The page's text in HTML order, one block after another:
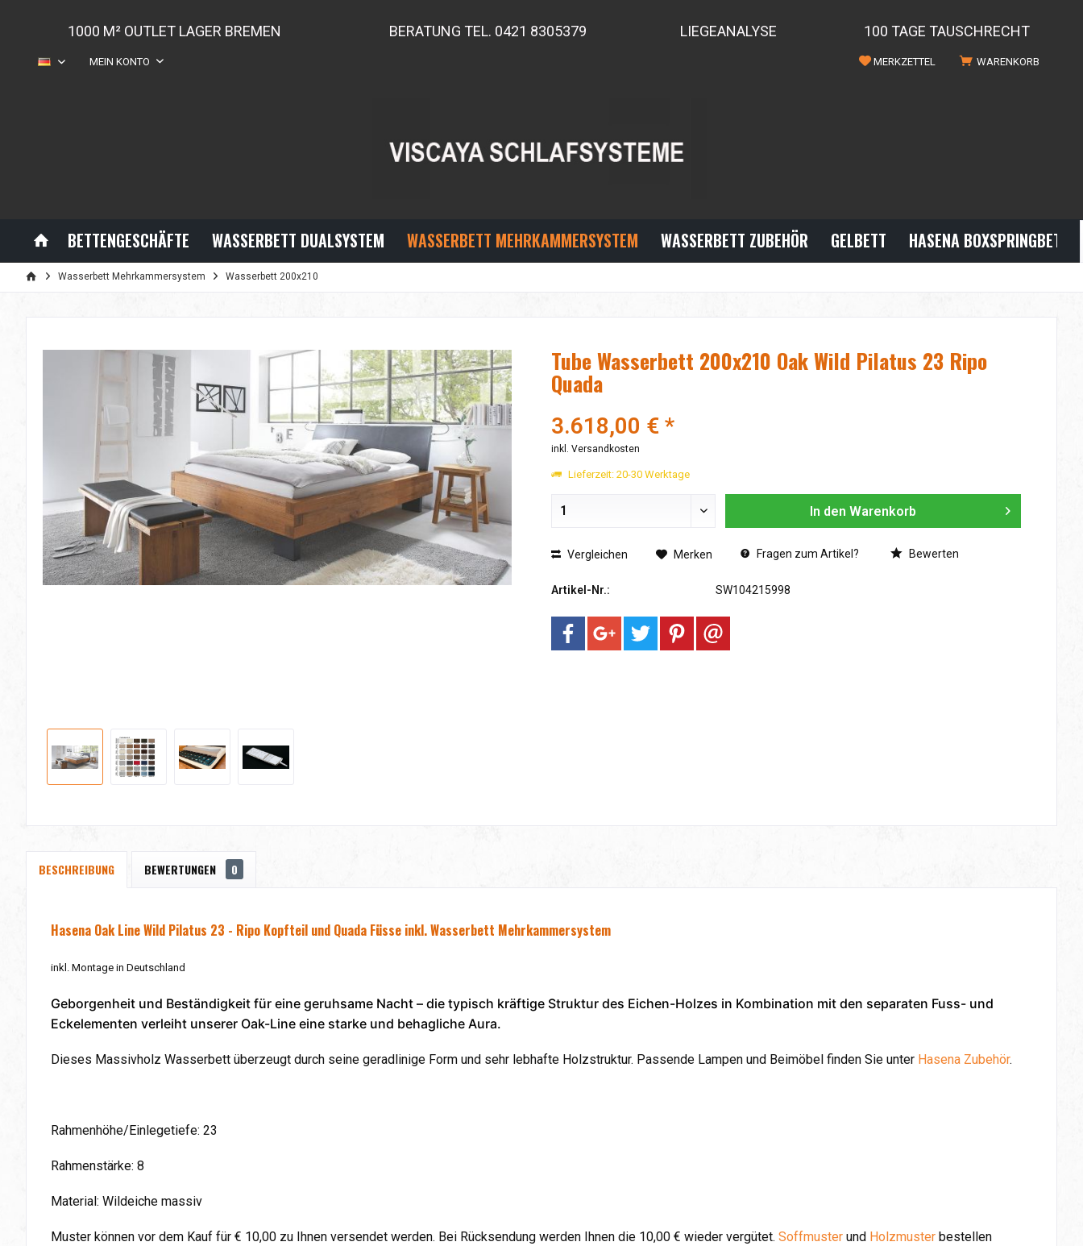
1000 M² OUTLET LAGER BREMEN BERATUNG TEL. 0421 8305379 LIEGEANALYSE 100 TAGE TAUSCHRECHT
WARENKORB
MERKZETTEL
MEIN KONTO
BETTENGESCHÄFTE WASSERBETT DUALSYSTEM WASSERBETT MEHRKAMMERSYSTEM WASSERBETT ZUBEHÖR GELBETT HASENA
Wasserbett Mehrkammersystem Wasserbett 200x210
Tube Wasserbett 200x210 Oak Wild Pilatus 23 Ripo
Quada
3.618,00 € *
inkl. Versandkosten
Lieferzeit: 20-30 Werktage
In den Warenkorb
Vergleichen Merken Fragen zum Artikel? Bewerten
Artikel-Nr.: SW104215998
BESCHREIBUNG BEWERTUNGEN 0
Hasena Oak Line Wild Pilatus 23 - Ripo Kopfteil und Quada Füsse inkl. Wasserbett Mehrkammersystem
inkl. Montage in Deutschland
Geborgenheit und Beständigkeit für eine geruhsame Nacht – die typisch kräftige Struktur des Eichen-Holzes in Kombination mit den separaten Fuss- und
Eckelementen verleiht unserer Oak-Line eine starke und behagliche Aura.
Dieses Massivholz Wasserbett überzeugt durch seine geradlinige Form und sehr lebhafte Holzstruktur. Passende Lampen und Beimöbel finden Sie unter Hasena Zubehör.
Rahmenhöhe/Einlegetiefe: 23
Rahmenstärke: 8
Material: Wildeiche massiv
Muster können vor dem Kauf für € 10,00 zu Ihnen versendet werden. Bei Rücksendung werden Ihnen die 10,00 € wieder vergütet. Soffmuster und Holzmuster bestellen